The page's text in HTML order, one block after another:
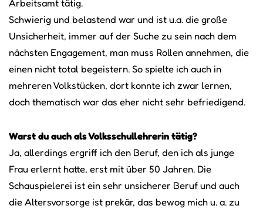
Arbeitsamt tätig.
Schwierig und belastend war und ist u.a. die große
Unsicherheit, immer auf der Suche zu sein nach dem
nächsten Engagement, man muss Rollen annehmen, die
einen nicht total begeistern. So spielte ich auch in
mehreren Volkstücken, dort konnte ich zwar lernen,
doch thematisch war das eher nicht sehr befriedigend.
Warst du auch als Volksschullehrerin tätig?
Ja, allerdings ergriff ich den Beruf, den ich als junge
Frau erlernt hatte, erst mit über 50 Jahren. Die
Schauspielerei ist ein sehr unsicherer Beruf und auch
die Altersvorsorge ist prekär, das bewog mich u. a. zu